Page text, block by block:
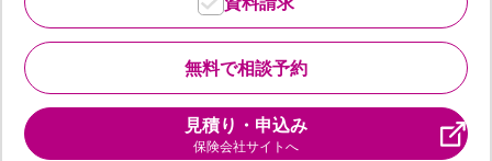
無料で相談予約
見積り・申込み
保険会社サイトへ